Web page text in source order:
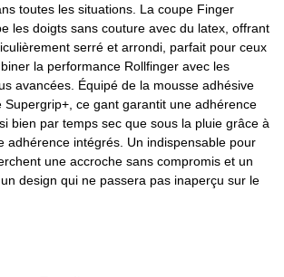
toutes les situations. La coupe Finger
les doigts sans couture avec du latex, offrant
serré et arrondi, parfait pour ceux
la performance Rollfinger avec les
avancées. Équipé de la mousse adhésive
Supergrip+, ce gant garantit une adhérence
bien par temps sec que sous la pluie grâce à
adhérence intégrés. Un indispensable pour
une accroche sans compromis et un
design qui ne passera pas inaperçu sur le